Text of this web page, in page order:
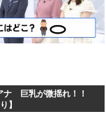
ナ 巨乳が微揺れ！！
】